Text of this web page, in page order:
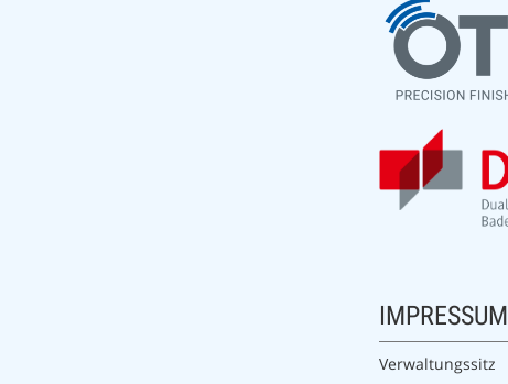
IMPRESSUM
Verwaltungssitz